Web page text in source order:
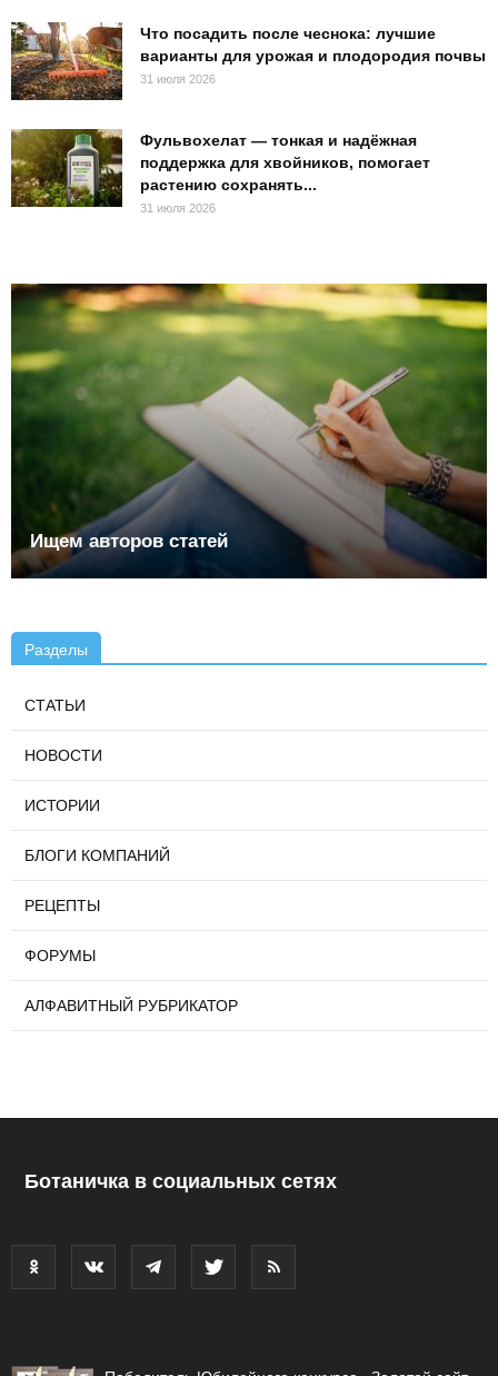
Что посадить после чеснока: лучшие
варианты для урожая и плодородия почвы
31 июля 2026
Фульвохелат — тонкая и надёжная
поддержка для хвойников, помогает
растению сохранять...
31 июля 2026
Ищем авторов статей
Разделы
СТАТЬИ
НОВОСТИ
ИСТОРИИ
БЛОГИ КОМПАНИЙ
РЕЦЕПТЫ
ФОРУМЫ
АЛФАВИТНЫЙ РУБРИКАТОР
Ботаничка в социальных сетях